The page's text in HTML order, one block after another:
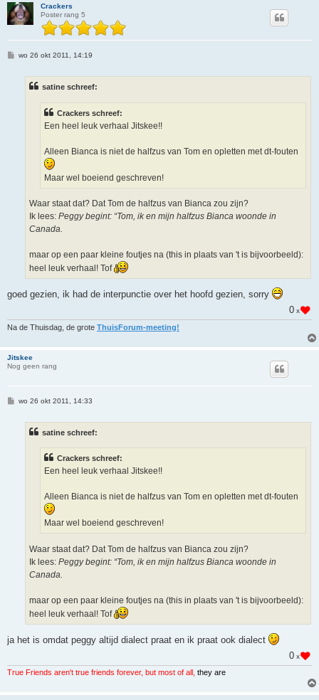
Crackers
Poster rang 5
Bwo 26 okt 2011, 14:19
satine schreef:
Crackers schreef:
Een heel leuk verhaal Jitskee!!
Alleen Bianca is niet de halfzus van Tom en opletten met dt-fouten
Maar wel boeiend geschreven!
Waar staat dat? Dat Tom de halfzus van Bianca zou zijn?
Ik lees: Peggy begint: “Tom, ik en mijn halfzus Bianca woonde in
Canada.
maar op een paar kleine foutjes na (this in plaats van 't is bijvoorbeeld):
heel leuk verhaal! Tof
goed gezien, ik had de interpunctie over het hoofd gezien, sorry
0 x
Na de Thuisdag, de grote ThuisForum-meeting!
Jitskee
Nog geen rang
Bwo 26 okt 2011, 14:33
satine schreef:
Crackers schreef:
Een heel leuk verhaal Jitskee!!
Alleen Bianca is niet de halfzus van Tom en opletten met dt-fouten
Maar wel boeiend geschreven!
Waar staat dat? Dat Tom de halfzus van Bianca zou zijn?
Ik lees: Peggy begint: “Tom, ik en mijn halfzus Bianca woonde in
Canada.
maar op een paar kleine foutjes na (this in plaats van 't is bijvoorbeeld):
heel leuk verhaal! Tof
ja het is omdat peggy altijd dialect praat en ik praat ook dialect
0 x
True Friends aren't true friends forever, but most of all, they are